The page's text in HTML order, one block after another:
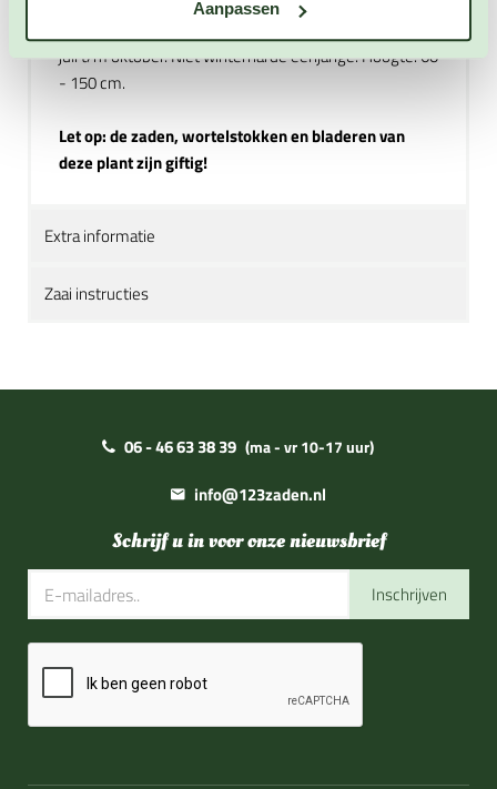
Aanpassen
juli t/m oktober. Niet winterharde eenjarige. Hoogte: 60
- 150 cm.
Let op: de zaden, wortelstokken en bladeren van
deze plant zijn giftig!
Extra informatie
Zaai instructies
06 - 46 63 38 39 (ma - vr 10-17 uur)
info@123zaden.nl
Schrijf u in voor onze nieuwsbrief
Inschrijven